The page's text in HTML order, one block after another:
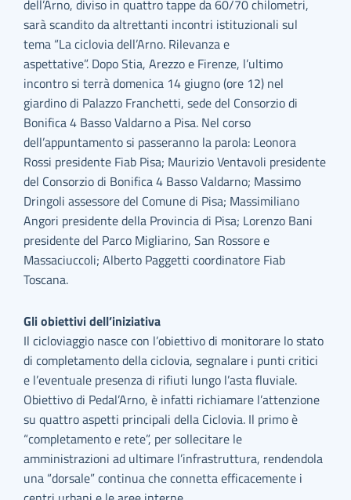
dell’Arno, diviso in quattro tappe da 60/70 chilometri,
sarà scandito da altrettanti incontri istituzionali sul
tema “La ciclovia dell’Arno. Rilevanza e
aspettative”. Dopo Stia, Arezzo e Firenze, l’ultimo
incontro si terrà domenica 14 giugno (ore 12) nel
giardino di Palazzo Franchetti, sede del Consorzio di
Bonifica 4 Basso Valdarno a Pisa. Nel corso
dell’appuntamento si passeranno la parola: Leonora
Rossi presidente Fiab Pisa; Maurizio Ventavoli presidente
del Consorzio di Bonifica 4 Basso Valdarno; Massimo
Dringoli assessore del Comune di Pisa; Massimiliano
Angori presidente della Provincia di Pisa; Lorenzo Bani
presidente del Parco Migliarino, San Rossore e
Massaciuccoli; Alberto Paggetti coordinatore Fiab
Toscana.
Gli obiettivi dell’iniziativa
Il cicloviaggio nasce con l’obiettivo di monitorare lo stato
di completamento della ciclovia, segnalare i punti critici
e l’eventuale presenza di rifiuti lungo l’asta fluviale.
Obiettivo di Pedal’Arno, è infatti richiamare l’attenzione
su quattro aspetti principali della Ciclovia. Il primo è
“completamento e rete”, per sollecitare le
amministrazioni ad ultimare l’infrastruttura, rendendola
una “dorsale” continua che connetta efficacemente i